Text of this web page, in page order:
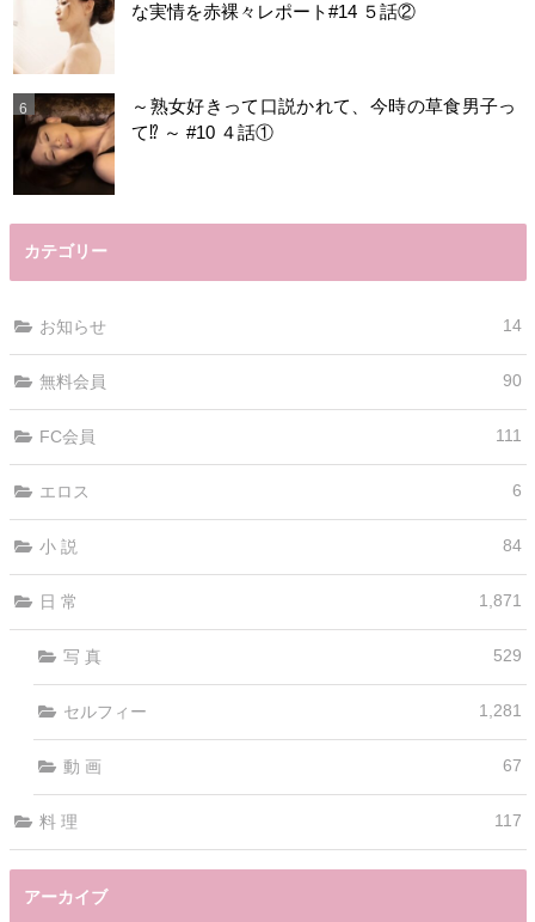
な実情を赤裸々レポート#14 ５話②
～熟女好きって口説かれて、今時の草食男子っ
て⁉️ ～ #10 ４話①
カテゴリー
お知らせ 14
無料会員 90
FC会員 111
エロス 6
小 説 84
日 常 1,871
写 真 529
セルフィー 1,281
動 画 67
料 理 117
アーカイブ